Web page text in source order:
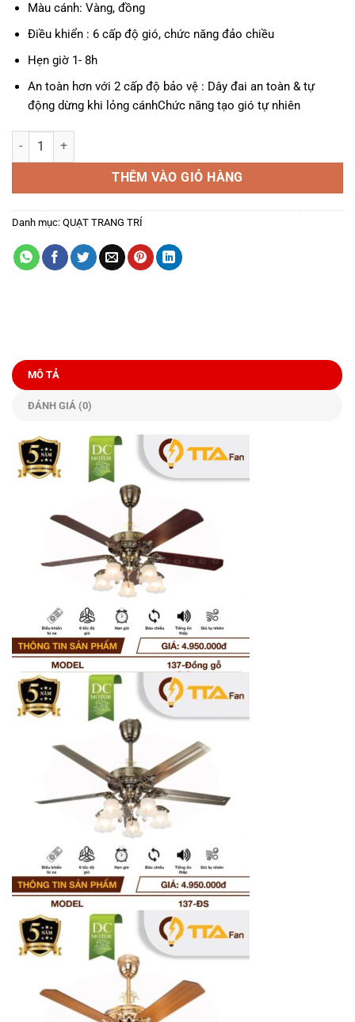
Màu cánh: Vàng, đồng
Điều khiển : 6 cấp độ gió, chức năng đảo chiều
Hẹn giờ 1- 8h
An toàn hơn với 2 cấp độ bảo vệ : Dây đai an toàn & tự
động dừng khi lỏng cánhChức năng tạo gió tự nhiên
Quạt trần 5 cánh DCT Fan 137 cánh gỗ, kim loại số lượng
THÊM VÀO GIỎ HÀNG
Danh mục: QUẠT TRANG TRÍ
MÔ TẢ
ĐÁNH GIÁ (0)